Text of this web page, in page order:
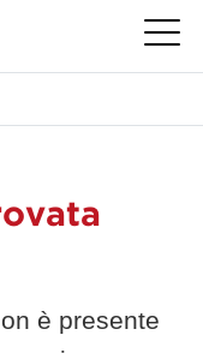
è presente